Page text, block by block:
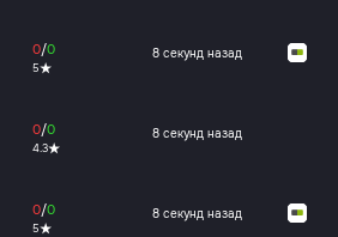
0/0
5
8 секунд назад
0/0
4.3
8 секунд назад
0/0
5
8 секунд назад